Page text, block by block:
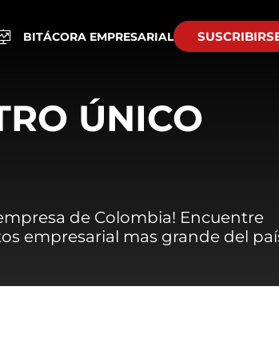
BITÁCORA EMPRESARIAL
ÚNICO
de Colombia! Encuentre
empresarial mas grande del